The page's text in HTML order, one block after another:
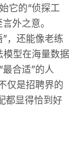
它的“侦探工
外之意。
，还能像老练
模型在海量数据
合适”的人
仅是招聘界的
都显得恰到好